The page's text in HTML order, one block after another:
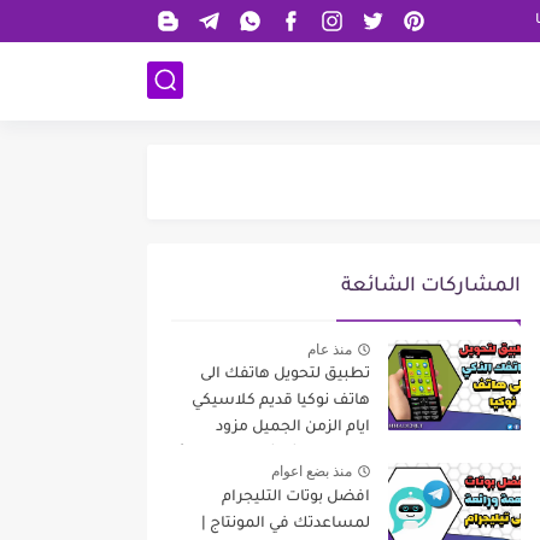
المشاركات الشائعة
منذ عام
تطبيق لتحويل هاتفك الى
هاتف نوكيا قديم كلاسيكي
ايام الزمن الجميل مزود
منذ بضع اعوام
افضل بوتات التليجرام
لمساعدتك في المونتاج |